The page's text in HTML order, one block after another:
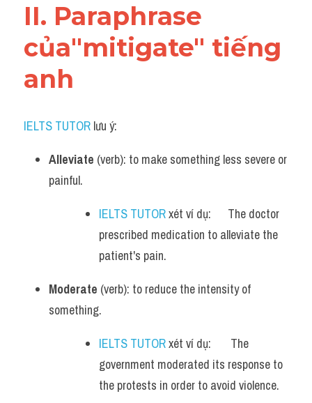
II. Paraphrase
của"mitigate" tiếng
anh
IELTS TUTOR lưu ý:​
Alleviate (verb): to make something less severe or
painful.
IELTS TUTOR xét ví dụ:      The doctor
prescribed medication to alleviate the
patient's pain.
Moderate (verb): to reduce the intensity of
something.
IELTS TUTOR xét ví dụ:       The
government moderated its response to
the protests in order to avoid violence.